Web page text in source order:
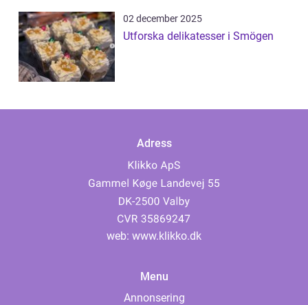
02 december 2025
Utforska delikatesser i Smögen
Adress
web: www.klikko.dk
Menu
Annonsering